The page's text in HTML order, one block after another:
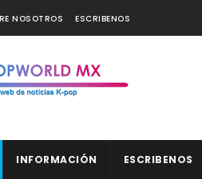
NOSOTROS ESCRIBENOS
INFORMACIÓN ESCRIBENOS